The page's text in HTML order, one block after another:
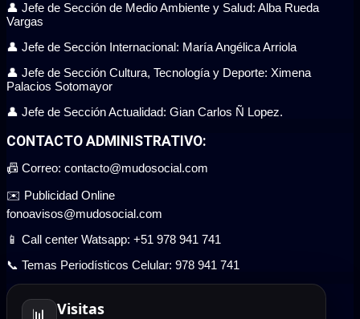
👤 Jefe de Sección de Medio Ambiente y Salud: Alba Rueda
Vargas
👤 Jefe de Sección Internacional: María Angélica Arriola
👤 Jefe de Sección Cultura, Tecnología y Deporte: Ximena
Palacios Sotomayor
👤 Jefe de Sección Actualidad: Gian Carlos Ñ Lopez.
CONTACTO ADMINISTRATIVO:
📠 Correo: contacto@mudosocial.com
✉️ Publicidad Online
fonoavisos@mudosocial.com
📱 Call center Watsapp: +51 978 941 741
📞 Temas Periodísticos Celular: 978 941 741
📊 Visitas